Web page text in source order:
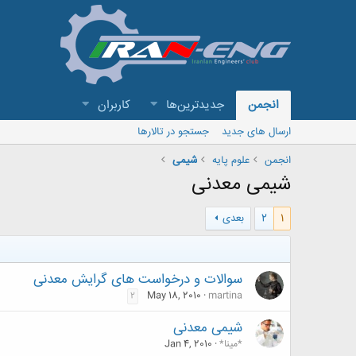
انجمن جدیدترین‌ها کاربران
ارسال های جدید
جستجو در تالارها
انجمن
علوم پایه شیمی
شیمی معدنی
1
2
بعدی
سوالات و درخواست های گرایش معدنی
martina
May 18, 2010
2
شیمی معدنی
*مینا* Jan 4, 2010